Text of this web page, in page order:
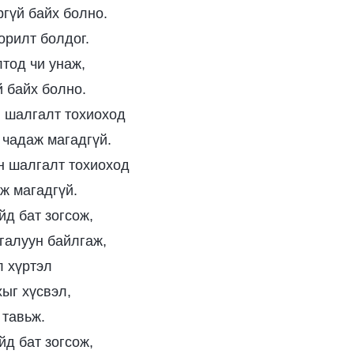
байх болно.
болдог.
чи унаж,
байх болно.
тохиоход
магадгүй.
шалгалт тохиоход
магадгүй.
бат зогсож,
байлгаж,
хүртэл
хүсвэл,
бат зогсож,